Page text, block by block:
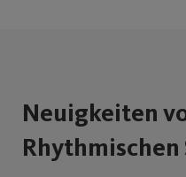
Neuigkeiten